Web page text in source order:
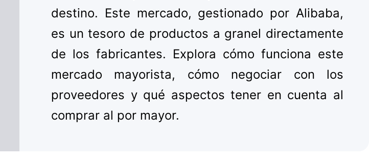
destino. Este mercado, gestionado por Alibaba,
es un tesoro de productos a granel directamente
de los fabricantes. Explora cómo funciona este
mercado mayorista, cómo negociar con los
proveedores y qué aspectos tener en cuenta al
comprar al por mayor.